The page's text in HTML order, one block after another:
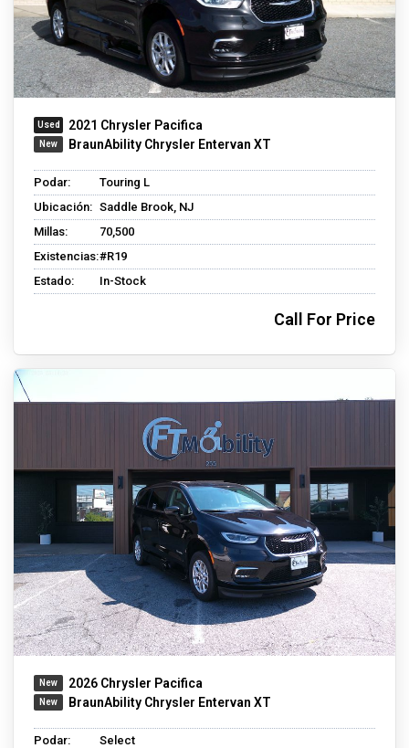
2021 Chrysler Pacifica
BraunAbility Chrysler Entervan XT
Podar:
Touring L
Ubicación: Saddle Brook, NJ
Millas:
70,500
Existencias:#R19
Estado:
In-Stock
Call For Price
2026 Chrysler Pacifica
BraunAbility Chrysler Entervan XT
Podar:
Select